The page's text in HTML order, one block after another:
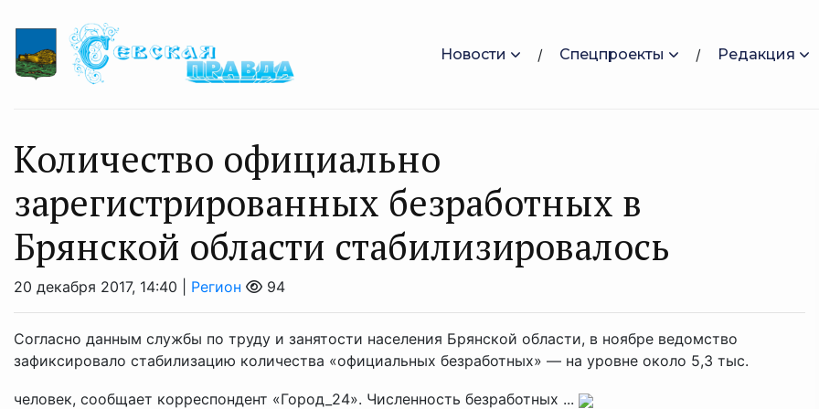
Новости Спецпроекты Редакция
Количество официально
зарегистрированных безработных в
Брянской области стабилизировалось
20 декабря 2017, 14:40 | Регион 94
Cогласно данным службы по труду и занятости населения Брянской области, в ноябре ведомство
зафиксировало стабилизацию количества «официальных безработных» — на уровне около 5,3 тыс.
человек, сообщает корреспондент «Город_24». Численность безработных ...